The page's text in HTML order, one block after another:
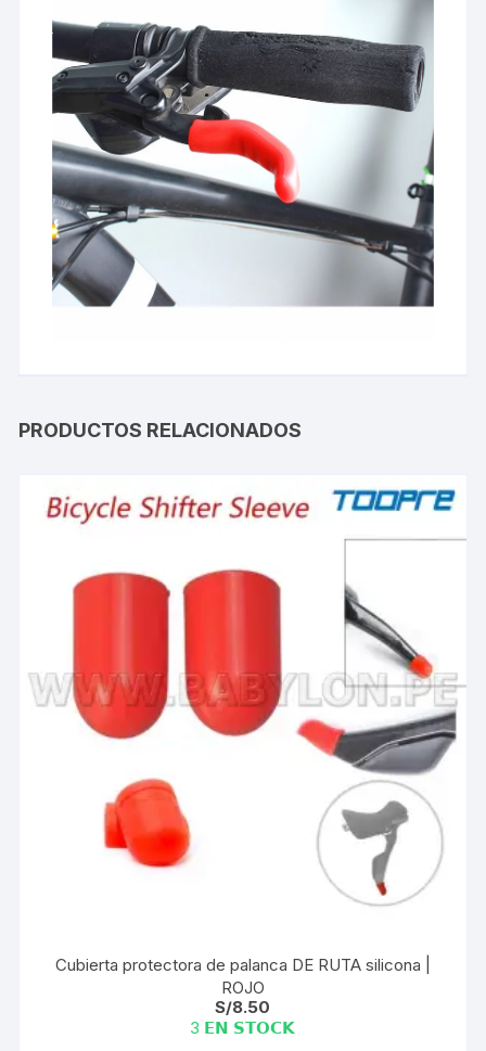
PRODUCTOS RELACIONADOS
Cubierta protectora de palanca DE RUTA silicona |
ROJO
S/8.50
3 𝗘𝗡 𝗦𝗧𝗢𝗖𝗞